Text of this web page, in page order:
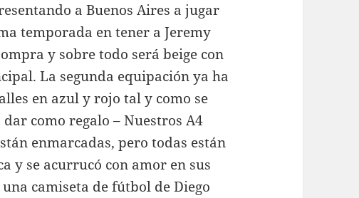
a Buenos Aires a jugar
temporada en tener a Jeremy
y sobre todo será beige con
La segunda equipación ya ha
en azul y rojo tal y como se
como regalo – Nuestros A4
enmarcadas, pero todas están
y se acurrucó con amor en sus
camiseta de fútbol de Diego